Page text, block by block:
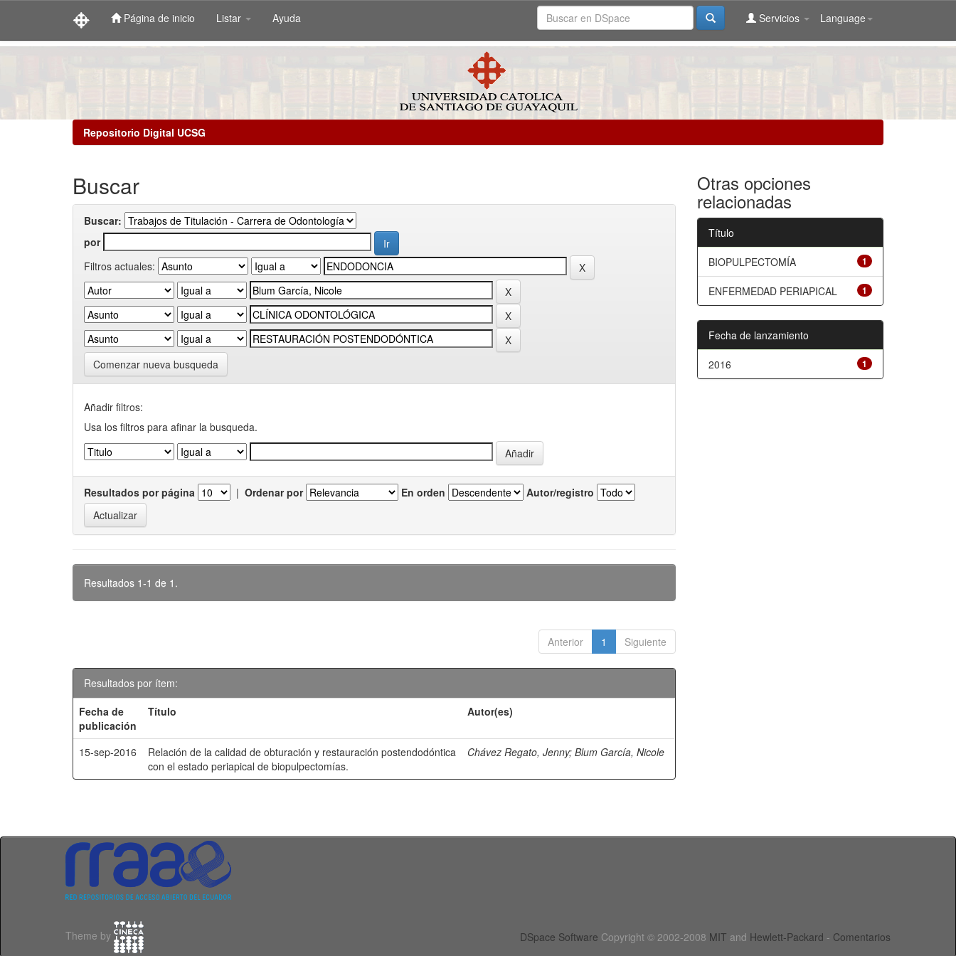
Página de inicio Listar Ayuda Language
Servicios
Repositorio Digital UCSG
Buscar
Buscar:
por
Filtros actuales:
Comenzar nueva busqueda
Añadir filtros:
Usa los filtros para afinar la busqueda.
Resultados por página | Ordenar por En orden Autor/registro
Resultados 1-1 de 1.
Anterior 1 Siguiente
Resultados por ítem:
Fecha de
publicación
Título Autor(es)
15-sep-2016
Relación de la calidad de obturación y restauración postendodóntica
con el estado periapical de biopulpectomías.
Chávez Regato, Jenny;Blum García, Nicole
Otras opciones
relacionadas
Título
1
BIOPULPECTOMÍA
1
ENFERMEDAD PERIAPICAL
Fecha de lanzamiento
1
2016
Theme by DSpace Software Copyright © 2002-2008 MIT and Hewlett-Packard - Comentarios